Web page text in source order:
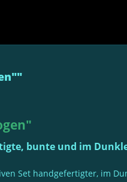
bunte und im
Set handgefertigter, im